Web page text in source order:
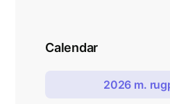
Calendar
2026 m.